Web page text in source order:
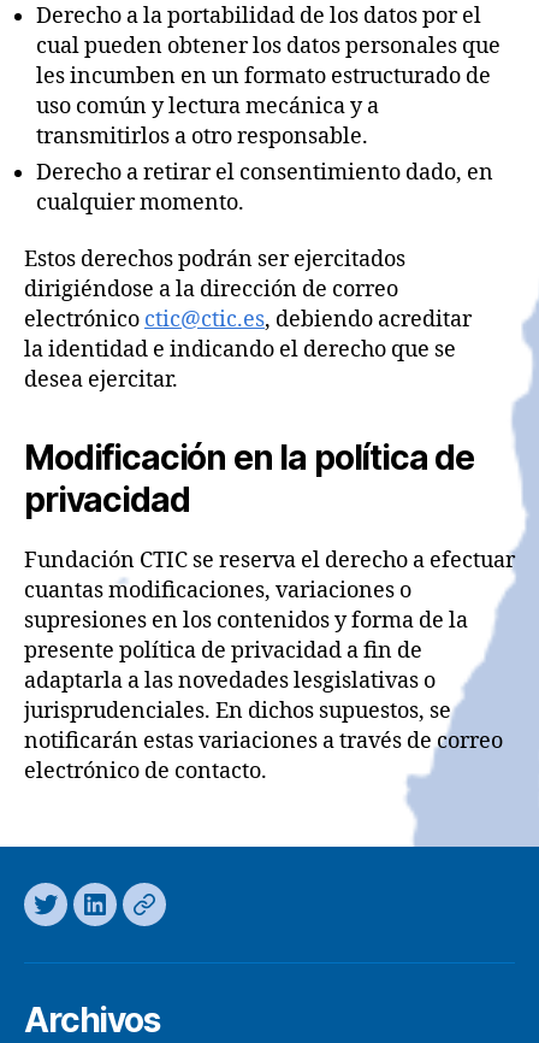
Derecho a la portabilidad de los datos por el
cual pueden obtener los datos personales que
les incumben en un formato estructurado de
uso común y lectura mecánica y a
transmitirlos a otro responsable.
Derecho a retirar el consentimiento dado, en
cualquier momento.
Estos derechos podrán ser ejercitados
dirigiéndose a la dirección de correo
electrónico ctic@ctic.es, debiendo acreditar
la identidad e indicando el derecho que se
desea ejercitar.
Modificación en la política de
privacidad
Fundación CTIC se reserva el derecho a efectuar
cuantas modificaciones, variaciones o
supresiones en los contenidos y forma de la
presente política de privacidad a fin de
adaptarla a las novedades lesgislativas o
jurisprudenciales. En dichos supuestos, se
notificarán estas variaciones a través de correo
electrónico de contacto.
TwitterLinkedInMastodon
Archivos